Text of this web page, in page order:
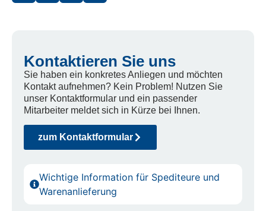
Kontaktieren Sie uns
Sie haben ein konkretes Anliegen und möchten
Kontakt aufnehmen? Kein Problem! Nutzen Sie
unser Kontaktformular und ein passender
Mitarbeiter meldet sich in Kürze bei Ihnen.
zum Kontaktformular
Wichtige Information für Spediteure und
Warenanlieferung